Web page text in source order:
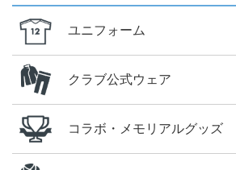
ユニフォーム
クラブ公式ウェア
コラボ・メモリアルグッズ